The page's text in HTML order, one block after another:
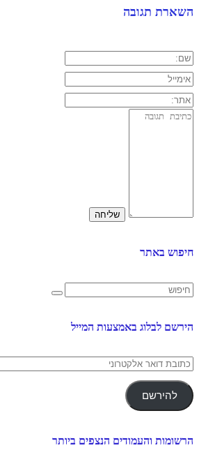
השארת תגובה
חיפוש באתר
הירשם לבלוג באמצעות המייל
כתובת
אלקטרוני
להירשם
הרשומות והעמודים הנצפים ביותר